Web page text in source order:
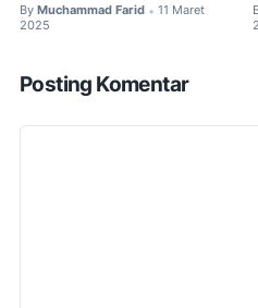
By Muchammad Farid • 11 Maret
2025
Posting Komentar